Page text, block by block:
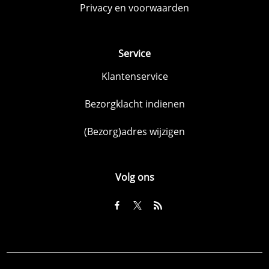
Privacy en voorwaarden
Service
Klantenservice
Bezorgklacht indienen
(Bezorg)adres wijzigen
Volg ons